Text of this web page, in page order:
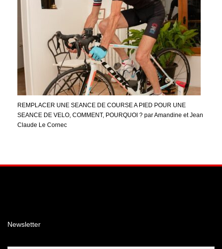
REMPLACER UNE SEANCE DE COURSE A PIED POUR UNE
SEANCE DE VELO, COMMENT, POURQUOI ? par Amandine et Jean
Claude Le Cornec
Newsletter